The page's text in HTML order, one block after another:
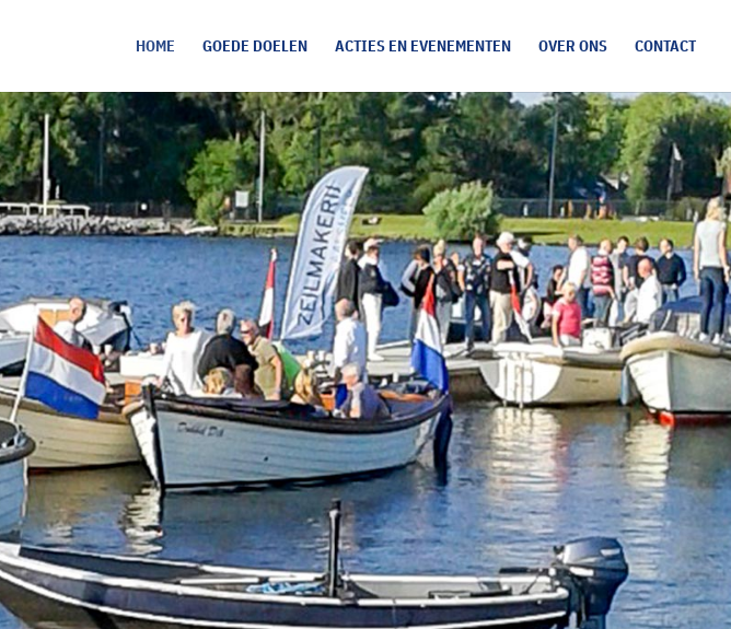
HOME GOEDE DOELEN ACTIES EN EVENEMENTEN OVER ONS CONTACT